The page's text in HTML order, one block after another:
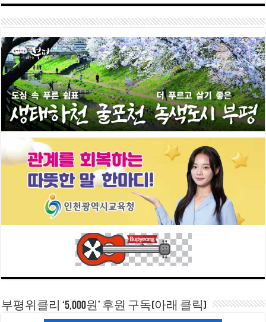
부평위클리 ‘5,000원’ 후원 구독(아래 클릭)